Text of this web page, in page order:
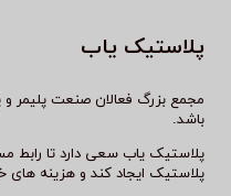
پلاستیک یاب
مجمع بزرگ فعالان صنعت پلیمر
باشد.
پلاستیک یاب سعی دارد تا رابط
پلاستیک ایجاد کند و هزینه